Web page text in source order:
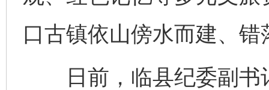
口古镇依山傍水而建、错
日前，临县纪委副书